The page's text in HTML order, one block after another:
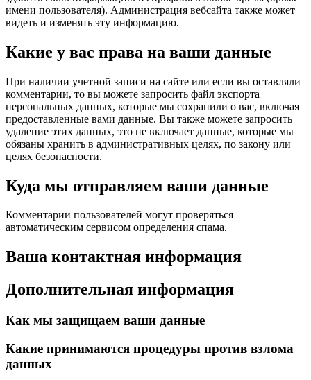
имени пользователя). Администрация вебсайта также может
видеть и изменять эту информацию.
Какие у вас права на ваши данные
При наличии учетной записи на сайте или если вы оставляли
комментарии, то вы можете запросить файл экспорта
персональных данных, которые мы сохранили о вас, включая
предоставленные вами данные. Вы также можете запросить
удаление этих данных, это не включает данные, которые мы
обязаны хранить в административных целях, по закону или
целях безопасности.
Куда мы отправляем ваши данные
Комментарии пользователей могут проверяться
автоматическим сервисом определения спама.
Ваша контактная информация
Дополнительная информация
Как мы защищаем ваши данные
Какие принимаются процедуры против взлома
данных